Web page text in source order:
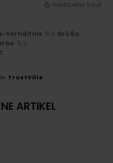
Verifizierter Kauf
Verhältnis: 5/5 Größe:
: 5/5
TrustVille
ARTIKEL